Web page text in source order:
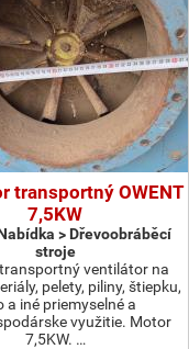
transportný OWENT
7,5KW
> Dřevoobráběcí
stroje
ventilátor na
pelety, piliny, štiepku,
a iné priemyselné a
využitie. Motor
7,5KW. …